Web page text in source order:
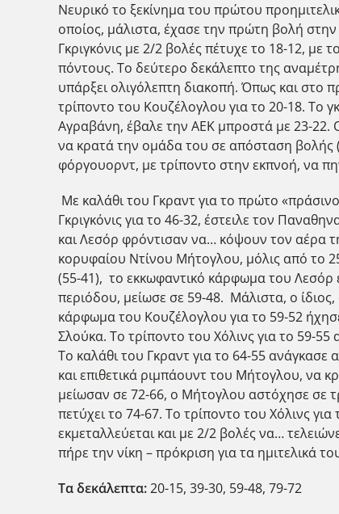
Νευρικό το ξεκίνημα του πρώτου
οποίος, μάλιστα, έχασε την πρώτη βολή
Γκριγκόνις με 2/2 βολές πέτυχε το 18-12,
πόντους. Το δεύτερο δεκάλεπτο της
υπάρξει ολιγόλεπτη διακοπή. Όπως και στο
τρίποντο του Κουζέλογλου για το 20-18. Το
Αγραβάνη, έβαλε την ΑΕΚ μπροστά με 23-22.
να κρατά την ομάδα του σε απόσταση βολής
φόργουορντ, με τρίποντο στην εκπνοή, να
Με καλάθι του Γκραντ για το πρώτο
Γκριγκόνις για το 46-32, έστειλε τον
και Λεσόρ φρόντισαν να… κόψουν τον αέρα
κορυφαίου Ντίνου Μήτογλου, μόλις από το
(55-41), το εκκωφαντικό κάρφωμα του Λεσόρ
περιόδου, μείωσε σε 59-48. Μάλιστα, ο
κάρφωμα του Κουζέλογλου για το 59-52
Σλούκα. Το τρίποντο του Χόλινς για το 59-
Το καλάθι του Γκραντ για το 64-55
και επιθετικά ριμπάουντ του Μήτογλου, να
μείωσαν σε 72-66, ο Μήτογλου αστόχησε σε
πετύχει το 74-67. Το τρίποντο του Χόλινς
εκμεταλλεύεται και με 2/2 βολές να…
πήρε την νίκη – πρόκριση για τα ημιτελικά
Τα δεκάλεπτα:20-15, 39-30, 59-48, 79-72